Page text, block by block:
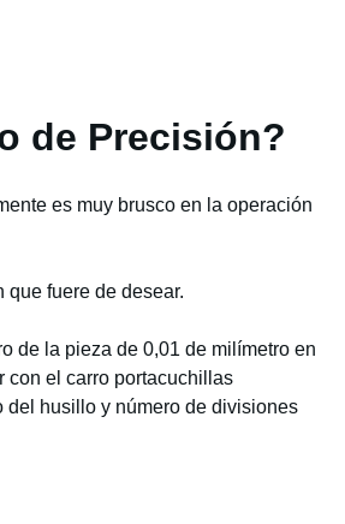
de Precisión?
es muy brusco en la operación
que fuere de desear.
de la pieza de 0,01 de milímetro en
con el carro portacuchillas
del husillo y número de divisiones